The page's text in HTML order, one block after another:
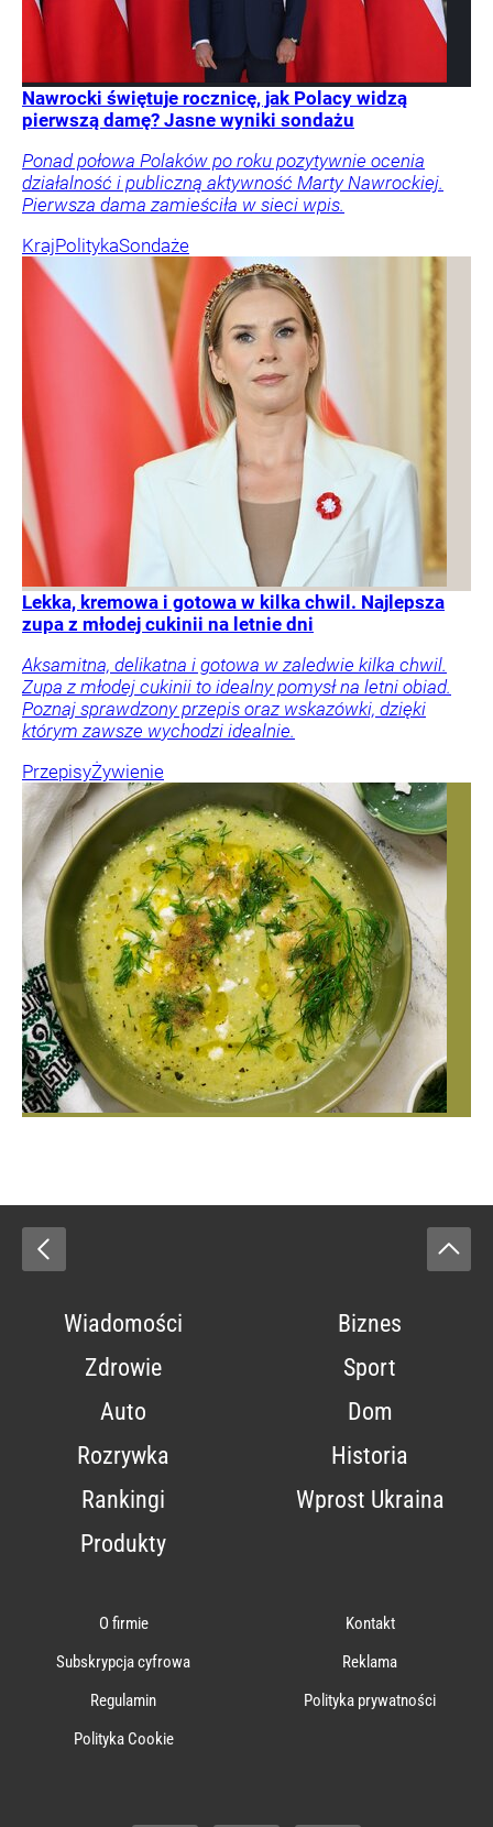
Nawrocki świętuje rocznicę, jak Polacy widzą
pierwszą damę? Jasne wyniki sondażu
Ponad połowa Polaków po roku pozytywnie ocenia
działalność i publiczną aktywność Marty Nawrockiej.
Pierwsza dama zamieściła w sieci wpis.
KrajPolitykaSondaże
Lekka, kremowa i gotowa w kilka chwil. Najlepsza
zupa z młodej cukinii na letnie dni
Aksamitna, delikatna i gotowa w zaledwie kilka chwil.
Zupa z młodej cukinii to idealny pomysł na letni obiad.
Poznaj sprawdzony przepis oraz wskazówki, dzięki
którym zawsze wychodzi idealnie.
PrzepisyŻywienie
Wiadomości
Biznes
Zdrowie
Sport
Auto
Dom
Rozrywka
Historia
Rankingi
Wprost Ukraina
Produkty
O firmie
Kontakt
Subskrypcja cyfrowa
Reklama
Regulamin
Polityka prywatności
Polityka Cookie